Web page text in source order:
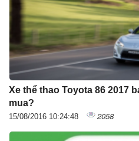
Xe thể thao Toyota 86 2017
mua?
15/08/2016 10:24:48 2058